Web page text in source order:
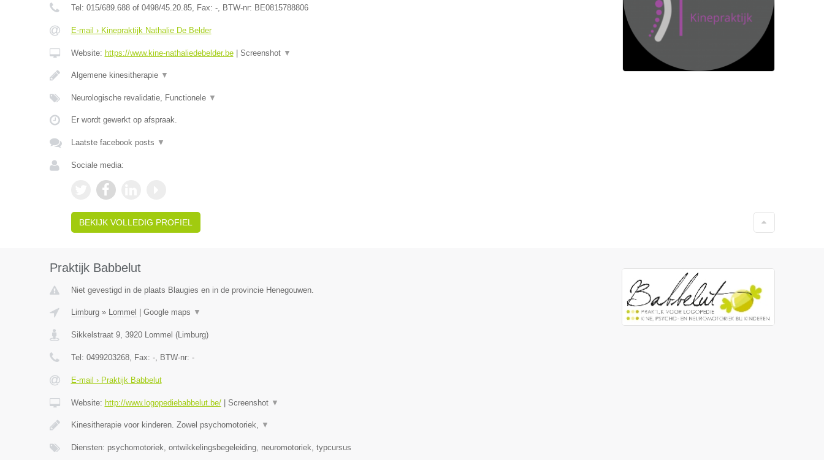
Tel: 015/689.688 of 0498/45.20.85, Fax: -, BTW-nr: BE0815788806
E-mail › Kinepraktijk Nathalie De Belder
Website: https://www.kine-nathaliedebelder.be| Screenshot ▼
Algemene kinesitherapie ▼
Neurologische revalidatie, Functionele ▼
Er wordt gewerkt op afspraak.
Laatste facebook posts ▼
Sociale media:
BEKIJK VOLLEDIG PROFIEL
Praktijk Babbelut
Niet gevestigd in de plaats Blaugies en in de provincie Henegouwen.
Limburg» Lommel Google maps ▼
Sikkelstraat 9, 3920 Lommel (Limburg)
Tel: 0499203268, Fax: -, BTW-nr: -
E-mail › Praktijk Babbelut
Website: http://www.logopediebabbelut.be/| Screenshot ▼
Kinesitherapie voor kinderen. Zowel psychomotoriek, ▼
Diensten: psychomotoriek, ontwikkelingsbegeleiding, neuromotoriek, typcursus